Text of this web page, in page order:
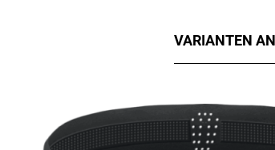
VARIANTEN